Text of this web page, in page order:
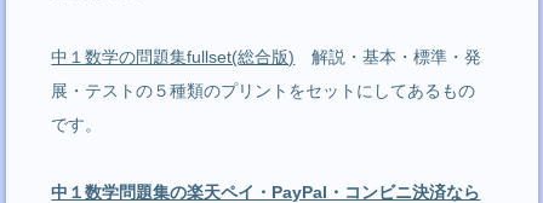
中１数学の問題集fullset(総合版) 解説・基本・標準・発
展・テストの５種類のプリントをセットにしてあるもの
です。
中１数学問題集の楽天ペイ・PayPal・コンビニ決済なら